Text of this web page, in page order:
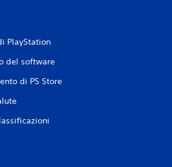
PlayStation
del software
di PS Store